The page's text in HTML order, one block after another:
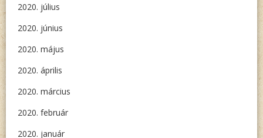
2020. július
2020. június
2020. május
2020. április
2020. március
2020. február
2020. január